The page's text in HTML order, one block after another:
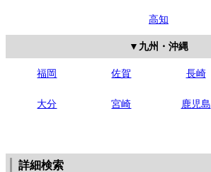
高知
九州・沖縄
福岡 佐賀 長崎
大分 宮崎 鹿児島
詳細検索